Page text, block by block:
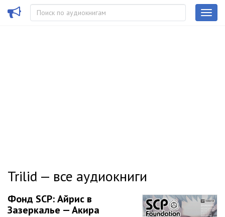
Trilid — все аудиокниги
Фонд SCP: Айрис в
Зазеркалье — Акира